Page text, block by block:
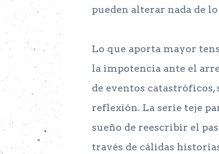
pueden alterar nada de
Lo que aporta mayor
la impotencia ante el
de eventos
reflexión. La serie teje
sueño de reescribir el
través de cálidas